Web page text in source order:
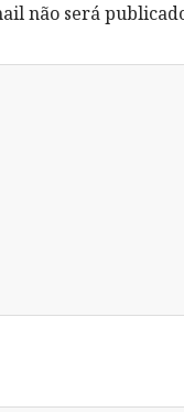
não será